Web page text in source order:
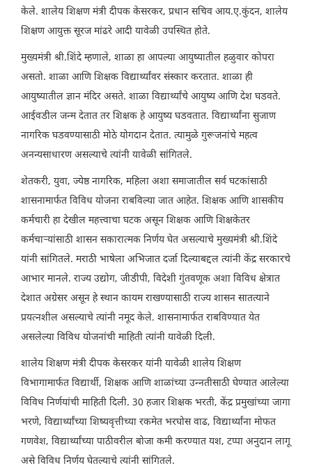
केले. शालेय शिक्षण मंत्री दीपक केसरकर, प्रधान सचिव आय.ए.कुंदन, शालेय
शिक्षण आयुक्त सूरज मांढरे आदी यावेळी उपस्थित होते.
मुख्यमंत्री श्री.शिंदे म्हणाले, शाळा हा आपल्या आयुष्यातील हळुवार कोपरा
असतो. शाळा आणि शिक्षक विद्यार्थ्यांवर संस्कार करतात. शाळा ही
आयुष्यातील ज्ञान मंदिर असते. शाळा विद्यार्थ्यांचे आयुष्य आणि देश घडवते.
आईवडील जन्म देतात तर शिक्षक हे आयुष्य घडवतात. विद्यार्थ्यांना सुजाण
नागरिक घडवण्यासाठी मोठे योगदान देतात. त्यामुळे गुरूजनांचे महत्व
अनन्यसाधारण असल्याचे त्यांनी यावेळी सांगितले.
शेतकरी, युवा, ज्येष्ठ नागरिक, महिला अशा समाजातील सर्व घटकांसाठी
शासनामार्फत विविध योजना राबविल्या जात आहेत. शिक्षक आणि शासकीय
कर्मचारी हा देखील महत्त्वाचा घटक असून शिक्षक आणि शिक्षकेतर
कर्मचाऱ्यांसाठी शासन सकारात्मक निर्णय घेत असल्याचे मुख्यमंत्री श्री.शिंदे
यांनी सांगितले. मराठी भाषेला अभिजात दर्जा दिल्याबद्दल त्यांनी केंद्र सरकारचे
आभार मानले. राज्य उद्योग, जीडीपी, विदेशी गुंतवणूक अशा विविध क्षेत्रात
देशात अग्रेसर असून हे स्थान कायम राखण्यासाठी राज्य शासन सातत्याने
प्रयत्नशील असल्याचे त्यांनी नमूद केले. शासनामार्फत राबविण्यात येत
असलेल्या विविध योजनांची माहिती त्यांनी यावेळी दिली.
शालेय शिक्षण मंत्री दीपक केसरकर यांनी यावेळी शालेय शिक्षण
विभागामार्फत विद्यार्थी, शिक्षक आणि शाळांच्या उन्नतीसाठी घेण्यात आलेल्या
विविध निर्णयांची माहिती दिली. 30 हजार शिक्षक भरती, केंद्र प्रमुखांच्या जागा
भरणे, विद्यार्थ्यांच्या शिष्यवृत्तीच्या रकमेत भरघोस वाढ, विद्यार्थ्यांना मोफत
गणवेश, विद्यार्थ्यांच्या पाठीवरील बोजा कमी करण्यात यश, टप्पा अनुदान लागू
असे विविध निर्णय घेतल्याचे त्यांनी सांगितले.